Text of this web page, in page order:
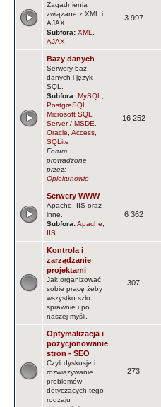
Zagadnienia
związane z XML i
AJAX.
Subfora: XML
AJAX
3 997
Bazy danych
Serwery baz
danych i język
SQL.
Subfora: MySQL
PostgreSQL
Microsoft SQL
Server / MSDE
Oracle Access
SQLite
Forum
prowadzone
przez:
Opiekunowie
16 252
Serwery WWW
Apache, IIS oraz
inne.
Subfora:Apache
IIS
6 362
Kontrola i
zarządzanie
projektami
Jak organizować
sobie pracę żeby
wszystko szło
sprawnie i po
naszej myśli.
307
Optymalizacja i
pozycjonowanie
stron - SEO
Czyli dyskusje i
rozwiązywanie
problemów
dotyczących tego
rodzaju
273